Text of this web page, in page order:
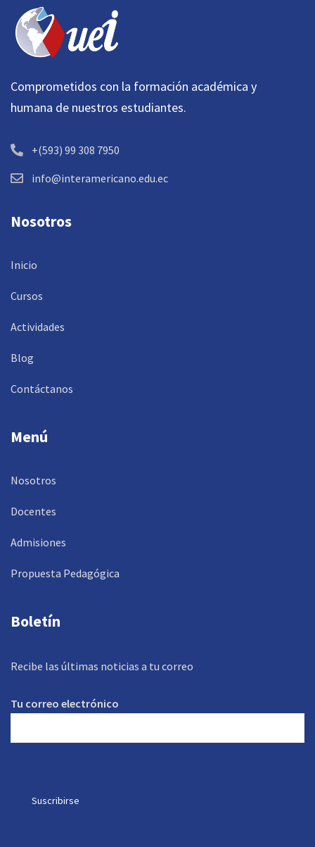
Comprometidos con la formación académica y
humana de nuestros estudiantes.
+(593) 99 308 7950
info@interamericano.edu.ec
Nosotros
Inicio
Cursos
Actividades
Blog
Contáctanos
Menú
Nosotros
Docentes
Admisiones
Propuesta Pedagógica
Boletín
Recibe las últimas noticias a tu correo
Tu correo electrónico